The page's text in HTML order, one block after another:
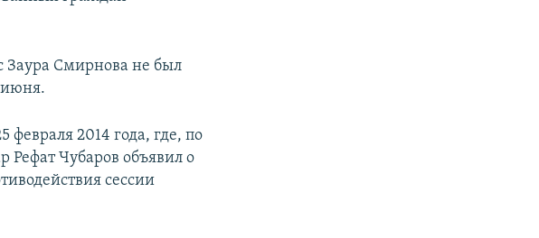
Заура Смирнова не был
июня.
февраля 2014 года, где, по
Рефат Чубаров объявил о
сессии